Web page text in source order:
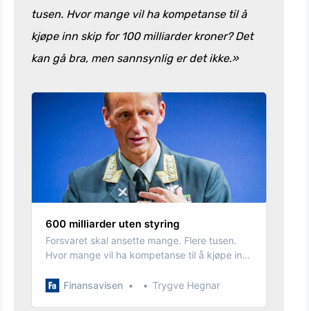
tusen. Hvor mange vil ha kompetanse til å
kjøpe inn skip for 100 milliarder kroner? Det
kan gå bra, men sannsynlig er det ikke.»
600 milliarder uten styring
Forsvaret skal ansette mange. Flere tusen.
Hvor mange vil ha kompetanse til å kjøpe inn
Hegnar i lederen.
Finansavisen Trygve Hegnar